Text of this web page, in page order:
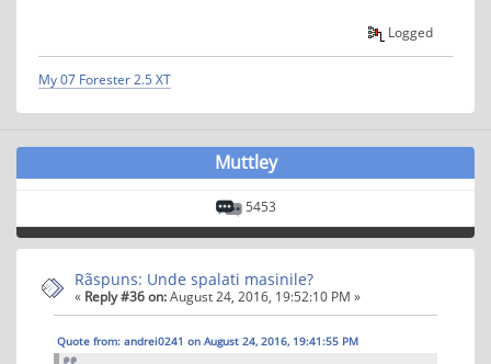
Logged
My 07 Forester 2.5 XT
Muttley
5453
Rãspuns: Unde spalati masinile?
« Reply #36 on:August 24, 2016, 19:52:10 PM »
Quote from: andrei0241 on August 24, 2016, 19:41:55 PM